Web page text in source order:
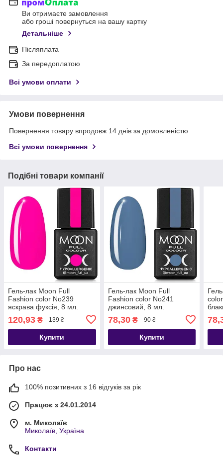
Ви отримаєте замовлення
або гроші повернуться на вашу картку
Детальніше
Післяплата
За передоплатою
Всі умови оплати
Умови повернення
Повернення товару впродовж 14 днів за домовленістю
Всі умови повернення
Подібні товари компанії
Гель-лак Moon Full
Fashion color No239
яскрава фуксія, 8 мл.
120,93 ₴ 139 ₴
Купити
Гель-лак Moon Full
Fashion color No241
джинсовий, 8 мл.
78,30₴ 90 ₴
Купити
Про нас
100% позитивних з 16 відгуків за рік
Працює з 24.01.2014
м. Миколаїв
Миколаїв, Україна
Контакти